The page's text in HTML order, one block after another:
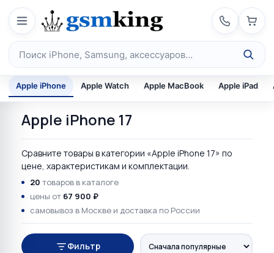
Перейти к содержимому
Поиск по каталогу
Apple iPhone Apple Watch Apple MacBook Apple iPad
Apple iPhone 17
Сравните товары в категории «Apple iPhone 17» по
цене, характеристикам и комплектации.
20 товаров в каталоге
цены от 67 900 ₽
самовывоз в Москве и доставка по России
Фильтр